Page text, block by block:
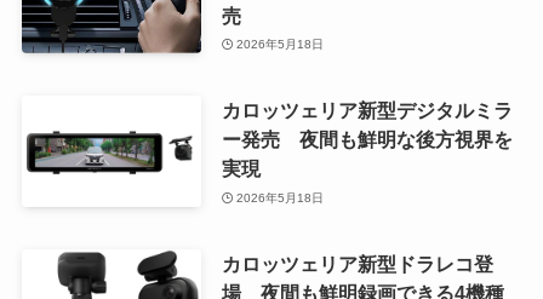
売
2026年5月18日
カロッツェリア新型デジタルミラ
ー発売 夜間も鮮明な後方視界を
実現
2026年5月18日
カロッツェリア新型ドラレコ登
場 夜間も鮮明録画できる4機種